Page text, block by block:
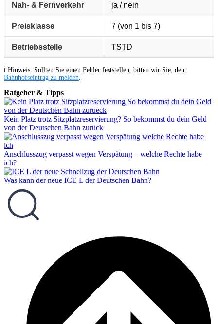
Nah- & Fernverkehr ja / nein
Preisklasse 7 (von 1 bis 7)
Betriebsstelle TSTD
ℹ️ Hinweis: Sollten Sie einen Fehler feststellen, bitten wir Sie, den
Bahnhofseintrag zu melden
Ratgeber & Tipps
Kein Platz trotz Sitzplatzreservierung? So bekommst du dein Geld
von der Deutschen Bahn zurück
Anschlusszug verpasst wegen Verspätung – welche Rechte habe
ich?
Was kann der neue ICE L der Deutschen Bahn?